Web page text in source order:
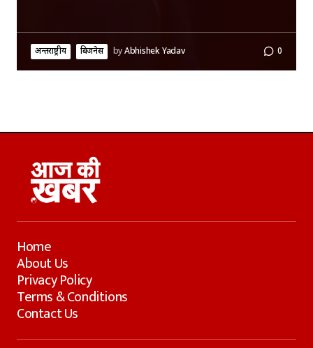
अन्तर्राष्ट्रीय बिजनेस byAbhishek Yadav 0
Home
About Us
Privacy Policy
Terms & Conditions
Contact Us